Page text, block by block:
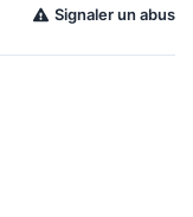
Signaler un abus